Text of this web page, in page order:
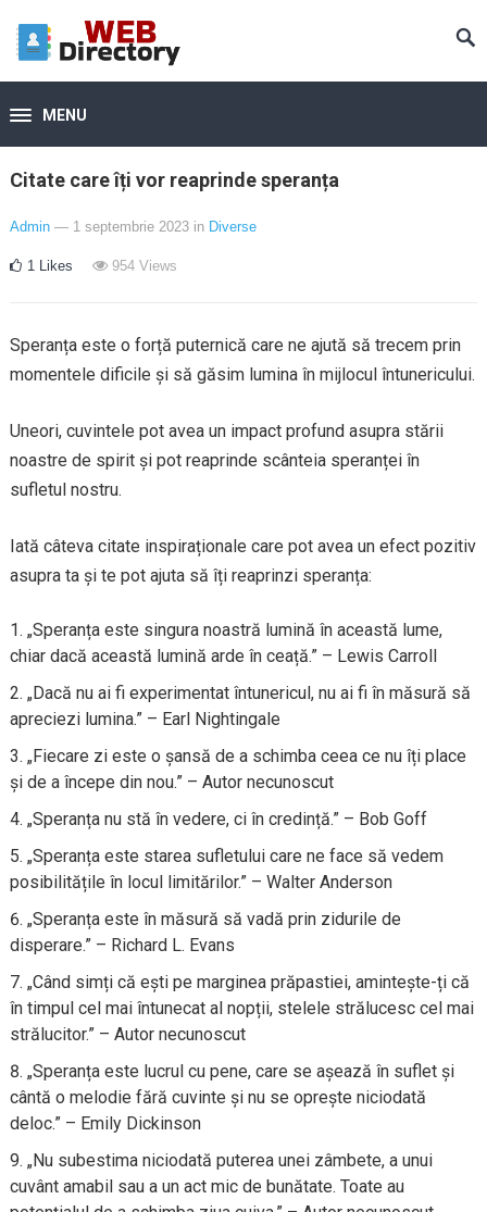
MENU
Citate care îți vor reaprinde speranța
Admin — 1 septembrie 2023 in Diverse
1 Likes 954Views
Speranța este o forță puternică care ne ajută să trecem prin
momentele dificile și să găsim lumina în mijlocul întunericului.
Uneori, cuvintele pot avea un impact profund asupra stării
noastre de spirit și pot reaprinde scânteia speranței în
sufletul nostru.
Iată câteva citate inspiraționale care pot avea un efect pozitiv
asupra ta și te pot ajuta să îți reaprinzi speranța:
„Speranța este singura noastră lumină în această lume,
chiar dacă această lumină arde în ceață.” – Lewis Carroll
„Dacă nu ai fi experimentat întunericul, nu ai fi în măsură să
apreciezi lumina.” – Earl Nightingale
„Fiecare zi este o șansă de a schimba ceea ce nu îți place
și de a începe din nou.” – Autor necunoscut
„Speranța nu stă în vedere, ci în credință.” – Bob Goff
„Speranța este starea sufletului care ne face să vedem
posibilitățile în locul limitărilor.” – Walter Anderson
„Speranța este în măsură să vadă prin zidurile de
disperare.” – Richard L. Evans
„Când simți că ești pe marginea prăpastiei, amintește-ți că
în timpul cel mai întunecat al nopții, stelele strălucesc cel mai
strălucitor.” – Autor necunoscut
„Speranța este lucrul cu pene, care se așează în suflet și
cântă o melodie fără cuvinte și nu se oprește niciodată
deloc.” – Emily Dickinson
„Nu subestima niciodată puterea unei zâmbete, a unui
cuvânt amabil sau a un act mic de bunătate. Toate au